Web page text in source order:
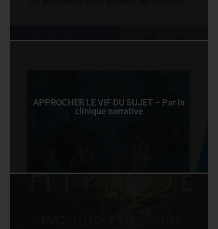
APPROCHER LE VIF DU SUJET – Par la
clinique narrative